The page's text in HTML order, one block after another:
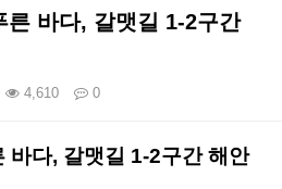
바다, 갈맷길 1-2구간
4,610 0
바다, 갈맷길 1-2구간 해안